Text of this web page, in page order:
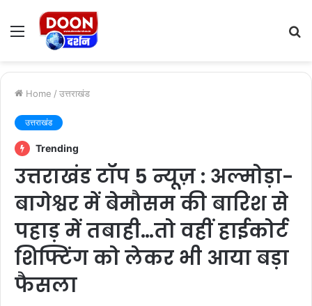
Menu
Home / उत्तराखंड
उत्तराखंड
Trending
उत्तराखंड टॉप 5 न्यूज़ : अल्मोड़ा-
बागेश्वर में बेमौसम की बारिश से
पहाड़ में तबाही…तो वहीं हाईकोर्ट
शिफ्टिंग को लेकर भी आया बड़ा
फैसला